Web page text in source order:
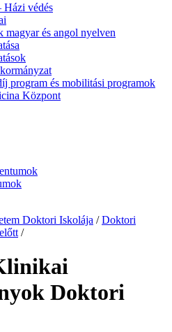
védés
magyar és angol nyelven
program és mobilitási programok
Központ
Doktori Iskolája / Doktori
/
Doktori